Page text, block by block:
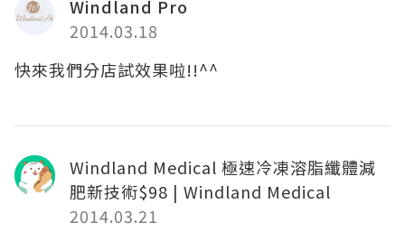
Windland Pro
2014.03.18
快來我們分店試效果啦!!^^
Windland Medical 極速冷凍溶脂纖體減
肥新技術$98 | Windland Medical
2014.03.21